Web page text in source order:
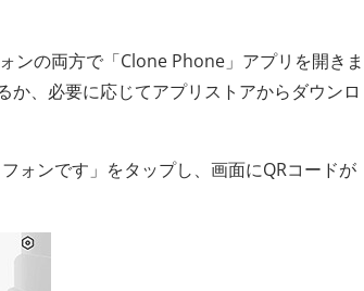
ンの両方で「Clone Phone」アプリを開きま
、必要に応じてアプリストアからダウンロ
ォンです」をタップし、画面にQRコードが